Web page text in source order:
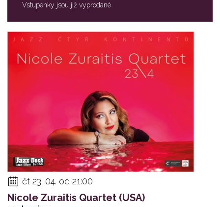
Vstupenky jsou již vyprodané
čt 23. 04. od 21:00
Nicole Zuraitis Quartet (USA)